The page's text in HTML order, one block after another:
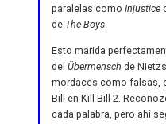
paralelas como Injustice
de The Boys.
Esto marida
del Übermensch de
mordaces como falsas,
Bill en Kill Bill 2.
cada palabra, pero ahí